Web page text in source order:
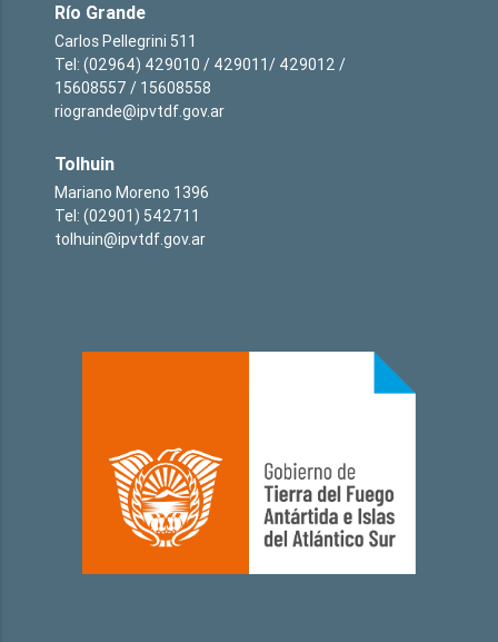
Río Grande
Carlos Pellegrini 511
Tel: (02964) 429010 / 429011/ 429012 /
15608557 / 15608558
riogrande@ipvtdf.gov.ar
Tolhuin
Mariano Moreno 1396
Tel: (02901) 542711
tolhuin@ipvtdf.gov.ar